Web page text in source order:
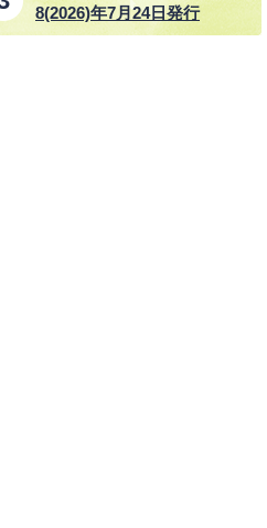
8(2026)年7月24日発行